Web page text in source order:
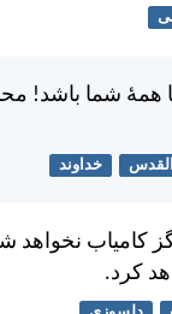
همهٔ شما باشد!
خداوند
كامياب
كرد.